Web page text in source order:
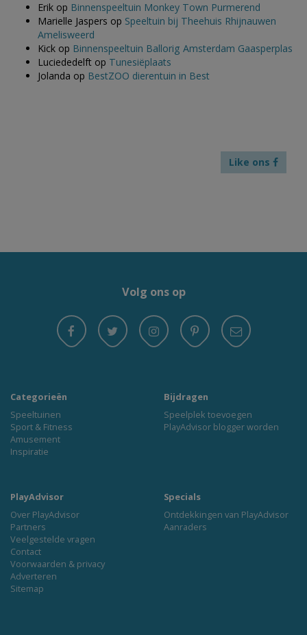
Erik op Binnenspeeltuin Monkey Town Purmerend
Marielle Jaspers op Speeltuin bij Theehuis Rhijnauwen
Amelisweerd
Kick op Binnenspeeltuin Ballorig Amsterdam Gaasperplas
Luciededelft op Tunesiëplaats
Jolanda op BestZOO dierentuin in Best
Like ons
Volg ons op
Categorieën
Speeltuinen
Sport & Fitness
Amusement
Inspiratie
Bijdragen
Speelplek toevoegen
PlayAdvisor blogger worden
PlayAdvisor
Over PlayAdvisor
Partners
Veelgestelde vragen
Contact
Voorwaarden & privacy
Adverteren
Sitemap
Specials
Ontdekkingen van PlayAdvisor
Aanraders